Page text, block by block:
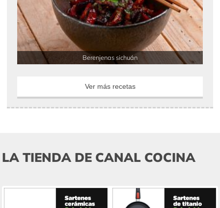
Berenjenas sichuán
Ver más recetas
LA TIENDA DE CANAL COCINA